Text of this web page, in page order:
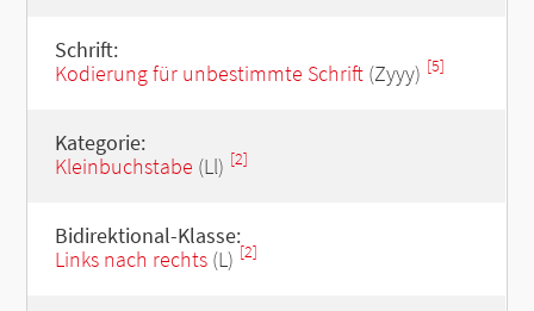
Schrift:
Kodierung für unbestimmte Schrift(Zyyy) [5]
Kategorie:
Kleinbuchstabe (Ll) [2]
Bidirektional-Klasse:
Links nach rechts(L) [2]